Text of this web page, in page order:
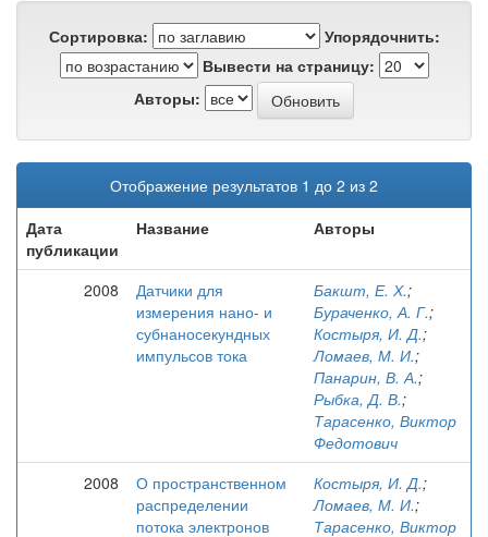
Сортировка:
Упорядочнить:
Вывести на страницу:
Авторы:
Отображение результатов 1 до 2 из 2
Дата
публикации
Название Авторы
2008
Датчики для
измерения нано- и
субнаносекундных
импульсов тока
Бакшт, Е. Х.;
Бураченко, А. Г.;
Костыря, И. Д.;
Ломаев, М. И.;
Панарин, В. А.;
Рыбка, Д. В.;
Тарасенко, Виктор
Федотович
2008
О пространственном
распределении
потока электронов
Костыря, И. Д.;
Ломаев, М. И.;
Тарасенко, Виктор